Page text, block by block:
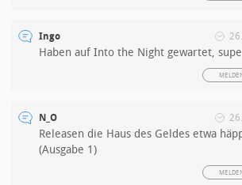
Ingo
Haben auf Into the Night gewartet,
N_O
Releasen die Haus des Geldes etwa
(Ausgabe 1)